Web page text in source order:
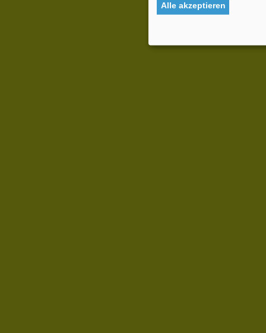
Alle akzeptieren